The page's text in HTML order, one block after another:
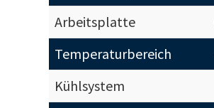
Arbeitsplatte
Temperaturbereich
Kühlsystem